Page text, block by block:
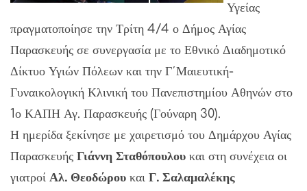
Υγείας
πραγματοποίησε την Τρίτη 4/4 ο Δήμος Αγίας
Παρασκευής σε συνεργασία με το Εθνικό Διαδημοτικό
Δίκτυο Υγιών Πόλεων και την Γ΄Μαιευτική-
Γυναικολογική Κλινική του Πανεπιστημίου Αθηνών στο
1ο ΚΑΠΗ Αγ. Παρασκευής (Γούναρη 30).
Η ημερίδα ξεκίνησε με χαιρετισμό του Δημάρχου Αγίας
Παρασκευής Γιάννη Σταθόπουλου και στη συνέχεια οι
γιατροί Αλ. Θεοδώρου και Γ. Σαλαμαλέκης